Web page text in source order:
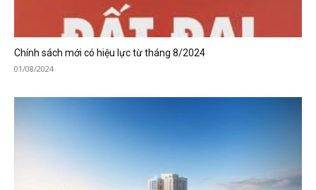
Chính sách mới có hiệu lực từ tháng 8/2024
01/08/2024